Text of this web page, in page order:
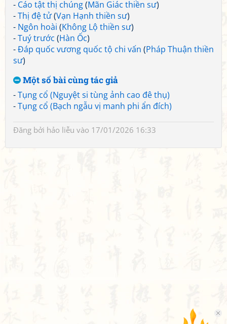
- Cáo tật thị chúng(Mãn Giác thiền sư)
-Thị đệ tử(Vạn Hạnh thiền sư)
- Ngôn hoài (Không Lộ thiền sư)
-Tuý trước (Hàn Ốc)
-Đáp quốc vương quốc tộ chi vấn (Pháp Thuận thiền
sư)
Một số bài cùng tác giả
-Tụng cổ (Nguyệt si tùng ảnh cao đê thụ)
-Tụng cổ (Bạch ngẫu vị manh phi ẩn đích)
Đăng bởi hảo liễu vào 17/01/2026 16:33